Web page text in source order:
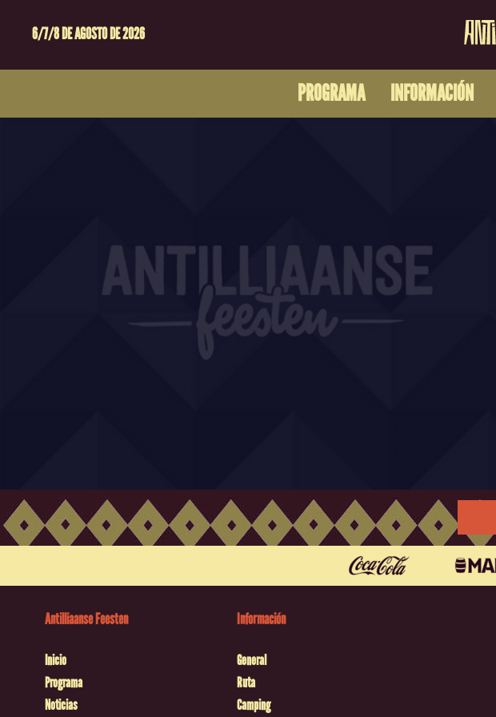
6/7/8 DE AGOSTO DE 2026
PROGRAMA INFORMACIÓN
Antilliaanse Feesten
Inicio
Programa
Noticias
Información
General
Ruta
Camping